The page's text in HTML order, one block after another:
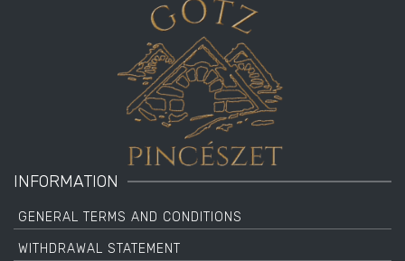
INFORMATION
GENERAL TERMS AND CONDITIONS
WITHDRAWAL STATEMENT